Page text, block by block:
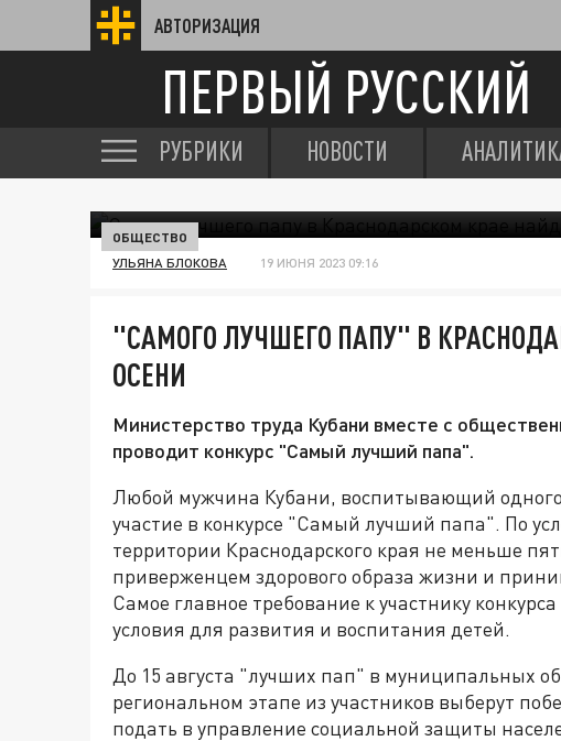
АВТОРИЗАЦИЯ
ПЕРВЫЙ РУССКИЙ
РУБРИКИ НОВОСТИ
ОБЩЕСТВО
УЛЬЯНА БЛОКОВА 19 ИЮНЯ 2023 09:16
"САМОГО ЛУЧШЕГО ПАПУ" В
ОСЕНИ
Министерство труда Кубани вместе с
проводит конкурс "Самый лучший папа".
Любой мужчина Кубани, воспитывающий
участие в конкурсе "Самый лучший папа". По
территории Краснодарского края не меньше
приверженцем здорового образа жизни и
Самое главное требование к участнику
условия для развития и воспитания детей.
До 15 августа "лучших пап" в муниципальных
региональном этапе из участников выберут
подать в управление социальной защиты